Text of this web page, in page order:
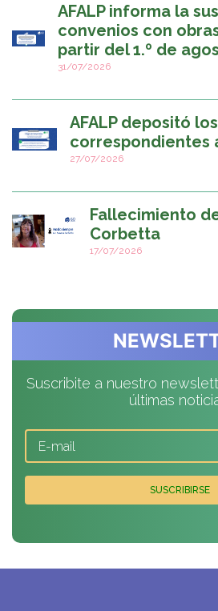
AFALP informa la
convenios con
partir del 1.º de
31/07/2026
AFALP depositó
correspondientes
27/07/2026
Fallecimiento
Corbetta
17/07/2026
Suscribite a nuestro
últimas